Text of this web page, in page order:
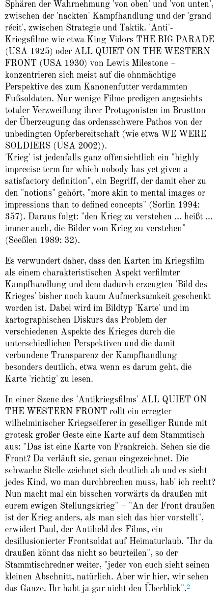
Sphären der Wahrnehmung 'von oben' und 'von unten',
zwischen der 'nackten' Kampfhandlung und der 'grand
récit', zwischen Strategie und Taktik. 'Anti'-
Kriegsfilme wie etwa King Vidors THE BIG PARADE
(USA 1925) oder ALL QUIET ON THE WESTERN
FRONT (USA 1930) von Lewis Milestone –
konzentrieren sich meist auf die ohnmächtige
Perspektive des zum Kanonenfutter verdammten
Fußsoldaten. Nur wenige Filme predigen angesichts
totaler Verzweiflung ihrer Protagonisten im Brustton
der Überzeugung das ordensschwere Pathos von der
unbedingten Opferbereitschaft (wie etwa WE WERE
SOLDIERS (USA 2002)).
'Krieg' ist jedenfalls ganz offensichtlich ein "highly
imprecise term for which nobody has yet given a
satisfactory definition", ein Begriff, der damit eher zu
den "notions" gehört, "more akin to mental images or
impressions than to defined concepts" (Sorlin 1994:
357). Daraus folgt: "den Krieg zu verstehen … heißt …
immer auch, die Bilder vom Krieg zu verstehen"
(Seeßlen 1989: 32).
Es verwundert daher, dass den Karten im Kriegsfilm
als einem charakteristischen Aspekt verfilmter
Kampfhandlung und dem dadurch erzeugten 'Bild des
Krieges' bisher noch kaum Aufmerksamkeit geschenkt
worden ist. Dabei wird im Bildtyp 'Karte' und im
kartographischen Diskurs das Problem der
verschiedenen Aspekte des Krieges durch die
unterschiedlichen Perspektiven und die damit
verbundene Transparenz der Kampfhandlung
besonders deutlich, etwa wenn es darum geht, die
Karte 'richtig' zu lesen.
In einer Szene des 'Antikriegsfilms' ALL QUIET ON
THE WESTERN FRONT rollt ein erregter
wilhelminischer Kriegseiferer in geselliger Runde mit
grotesk großer Geste eine Karte auf dem Stammtisch
aus: "Das ist eine Karte von Frankreich. Sehen sie die
Front? Da verläuft sie, genau eingezeichnet. Die
schwache Stelle zeichnet sich deutlich ab und es sieht
jedes Kind, wo man durchbrechen muss, hab' ich recht?
Nun macht mal ein bisschen vorwärts da draußen mit
eurem ewigen Stellungskrieg" – "An der Front draußen
ist der Krieg anders, als man sich das hier vorstellt",
erwidert Paul, der Antiheld des Films, ein
desillusionierter Frontsoldat auf Heimaturlaub. "Ihr da
draußen könnt das nicht so beurteilen", so der
Stammtischredner weiter, "jeder von euch sieht seinen
kleinen Abschnitt, natürlich. Aber wir hier, wir sehen
das Ganze. Ihr habt ja gar nicht den Überblick".2